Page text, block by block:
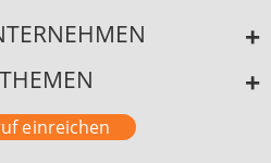
einreichen